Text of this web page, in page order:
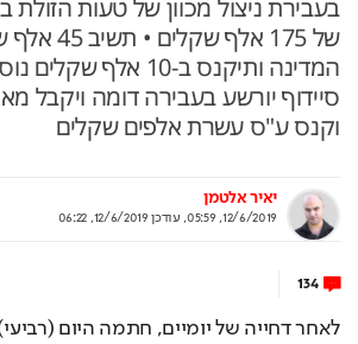
בעבירת ניצול מכוון של טעות הזולת
של 175 אלף
המדינה ותיקנס ב-10 אלף
סיידוף יורשע בעבירה דומה ויקבל
וקנס ע"ס עשרת אלפים שקלים
יאיר אלטמן
12/6/2019, 05:59
,עודכן12/6/2019, 06:22
134